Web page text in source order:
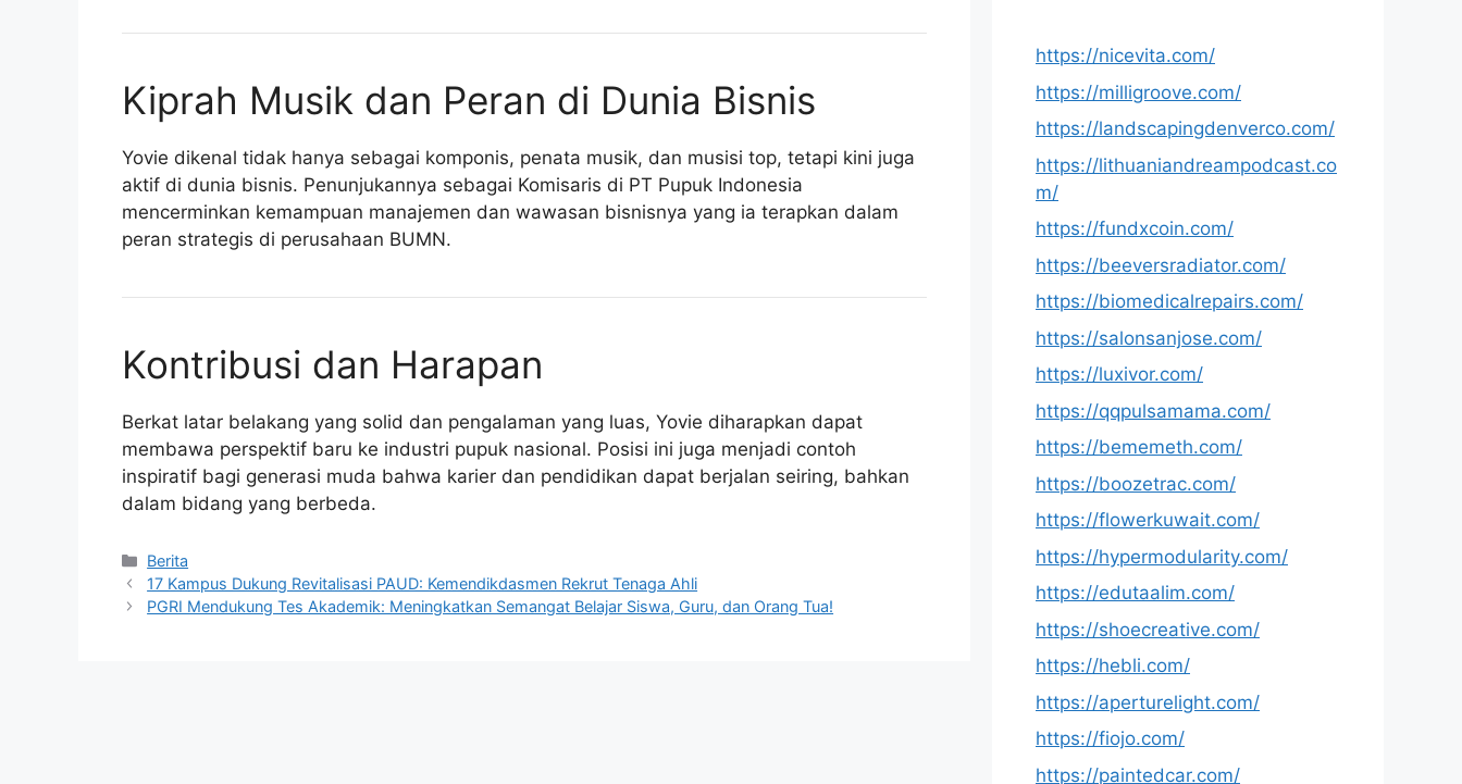
Kiprah Musik dan Peran di Dunia Bisnis
Yovie dikenal tidak hanya sebagai komponis, penata musik, dan musisi top, tetapi kini juga
aktif di dunia bisnis. Penunjukannya sebagai Komisaris di PT Pupuk Indonesia
mencerminkan kemampuan manajemen dan wawasan bisnisnya yang ia terapkan dalam
peran strategis di perusahaan BUMN.
Kontribusi dan Harapan
Berkat latar belakang yang solid dan pengalaman yang luas, Yovie diharapkan dapat
membawa perspektif baru ke industri pupuk nasional. Posisi ini juga menjadi contoh
inspiratif bagi generasi muda bahwa karier dan pendidikan dapat berjalan seiring, bahkan
dalam bidang yang berbeda.
Kategori
Berita
17 Kampus Dukung Revitalisasi PAUD: Kemendikdasmen Rekrut Tenaga Ahli
PGRI Mendukung Tes Akademik: Meningkatkan Semangat Belajar Siswa, Guru, dan Orang Tua!
https://nicevita.com/
https://milligroove.com/
https://landscapingdenverco.com/
https://lithuaniandreampodcast.co
m/
https://fundxcoin.com/
https://beeversradiator.com/
https://biomedicalrepairs.com/
https://salonsanjose.com/
https://luxivor.com/
https://qqpulsamama.com/
https://bememeth.com/
https://boozetrac.com/
https://flowerkuwait.com/
https://hypermodularity.com/
https://edutaalim.com/
https://shoecreative.com/
https://hebli.com/
https://aperturelight.com/
https://fiojo.com/
https://paintedcar.com/